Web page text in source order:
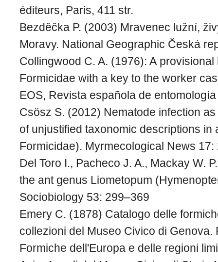
éditeurs, Paris, 411 str.
Bezděčka P. (2003) Mravenec lužní,
Moravy. National Geographic Česká
Collingwood C. A. (1976): A provisional
Formicidae with a key to the worker
EOS, Revista española de
Csösz S. (2012) Nematode infection
of unjustified taxonomic descriptions in
Formicidae). Myrmecological News 17:
Del Toro I., Pacheco J. A., Mackay W.
the ant genus Liometopum
Sociobiology 53: 299–369
Emery C. (1878) Catalogo delle
collezioni del Museo Civico di Genova.
Formiche dell'Europa e delle regioni